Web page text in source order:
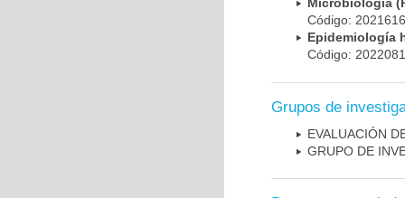
Microbiología
Código:
Epidemiología
Código:
Grupos de
EVALUACIÓN
GRUPO DE